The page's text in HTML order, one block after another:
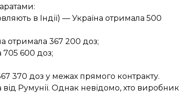
в Індії) — Україна отримала 500
отримала 367 200 доз;
705 600 доз;
370 доз у межах прямого контракту.
Румунії. Однак невідомо, хто виробник